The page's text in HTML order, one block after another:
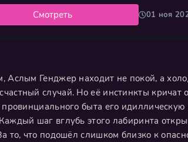
Смотреть 01 ноя
Аслым Генджер находит не покой, а
случай. Но её инстинкты кричат
быта его
шаг вглубь этого лабиринта
то, что подошёл слишком близко к